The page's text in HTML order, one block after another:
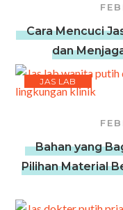
Cara Mencuci
dan
JAS LAB
Bahan yang
Pilihan Material